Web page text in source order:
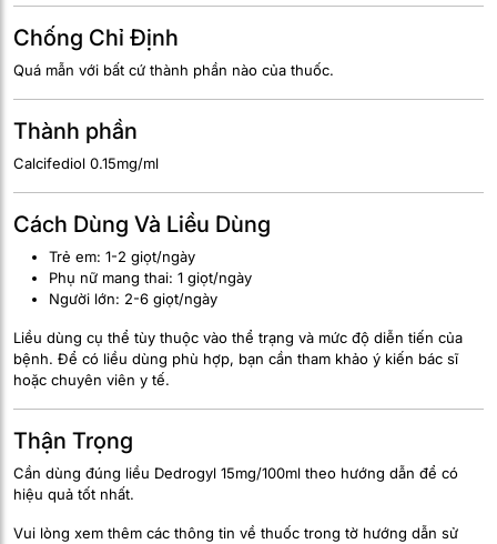
Chống Chỉ Định
Quá mẫn với bất cứ thành phần nào của thuốc.
Thành phần
Calcifediol 0.15mg/ml
Cách Dùng Và Liều Dùng
Trẻ em: 1-2 giọt/ngày
Phụ nữ mang thai: 1 giọt/ngày
Người lớn: 2-6 giọt/ngày
Liều dùng cụ thể tùy thuộc vào thể trạng và mức độ diễn tiến của
bệnh. Để có liều dùng phù hợp, bạn cần tham khảo ý kiến bác sĩ
hoặc chuyên viên y tế.
Thận Trọng
Cần dùng đúng liều Dedrogyl 15mg/100ml theo hướng dẫn để có
hiệu quả tốt nhất.
Vui lòng xem thêm các thông tin về thuốc trong tờ hướng dẫn sử